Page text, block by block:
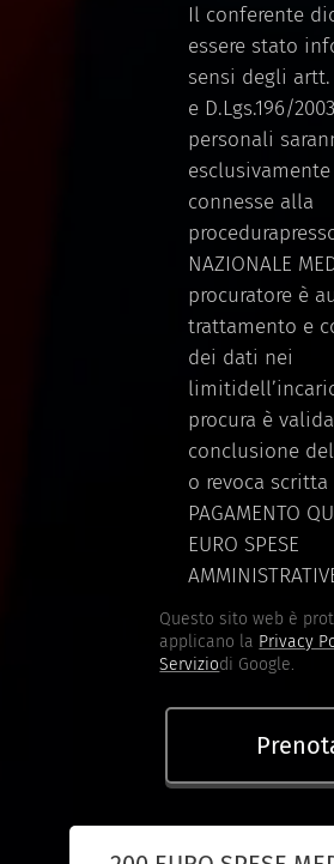
Il conferente
essere stato
sensi degli artt.
e D.Lgs.196/
personali
connesse alla
NAZIONALE
procuratore è
trattamento e
dei dati nei
procura è
conclusione
o revoca scritta
PAGAMENTO
EURO SPESE
Questo sito web è
applicano la Privacy
Serviziodi Google.